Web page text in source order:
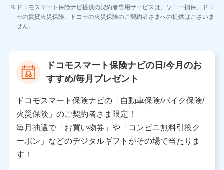
各種お問い合わせに対応するため
当社のサービスに関する情報提供や、皆様に有用なお知らせ
をお送りするため
当社の対応品質向上やお問い合わせ内容の正確な把握のため
個人情報保護管理者の職名、連絡先
〒103-0013 東京都中央区日本橋人形町2-14-10 アー
バンネット日本橋ビル 3F
株式会社ドコモ・インシュアランス
個人情報の第三者提供について
ドコモスマート保険ナビ提供の契約者専用サービスは、ソニー損保、ドコ
モの賃貸火災保険、ドコモの火災保険のご契約者さまへの提供はございま
せん。
ドコモスマート保険ナビの日/今月のお
すすめ/毎月プレゼント
ドコモスマート保険ナビの「自動車保険/バイク保険/
火災保険」のご契約者さま限定！
毎月抽選で「お買い物券」や「コンビニ無料引換ク
ーポン」などのデジタルギフトがその場で当たりま
す！